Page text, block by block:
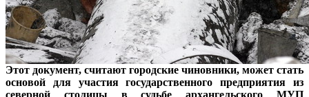
Этот документ, считают городские чиновники, может стать
основой для участия государственного предприятия из
северной столицы в судьбе архангельского МУП